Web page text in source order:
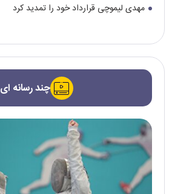
مهدی لیموچی قرارداد خود را تمدید کرد
چند رسانه ای